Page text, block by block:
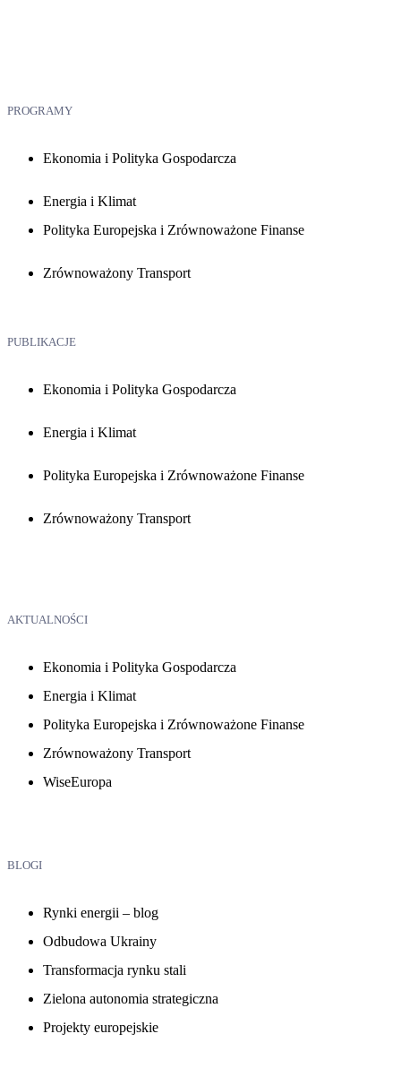
PROGRAMY
Ekonomia i Polityka Gospodarcza
Energia i Klimat
Polityka Europejska i Zrównoważone Finanse
Zrównoważony Transport
PUBLIKACJE
Ekonomia i Polityka Gospodarcza
Energia i Klimat
Polityka Europejska i Zrównoważone Finanse
Zrównoważony Transport
AKTUALNOŚCI
Ekonomia i Polityka Gospodarcza
Energia i Klimat
Polityka Europejska i Zrównoważone Finanse
Zrównoważony Transport
WiseEuropa
BLOGI
Rynki energii – blog
Odbudowa Ukrainy
Transformacja rynku stali
Zielona autonomia strategiczna
Projekty europejskie